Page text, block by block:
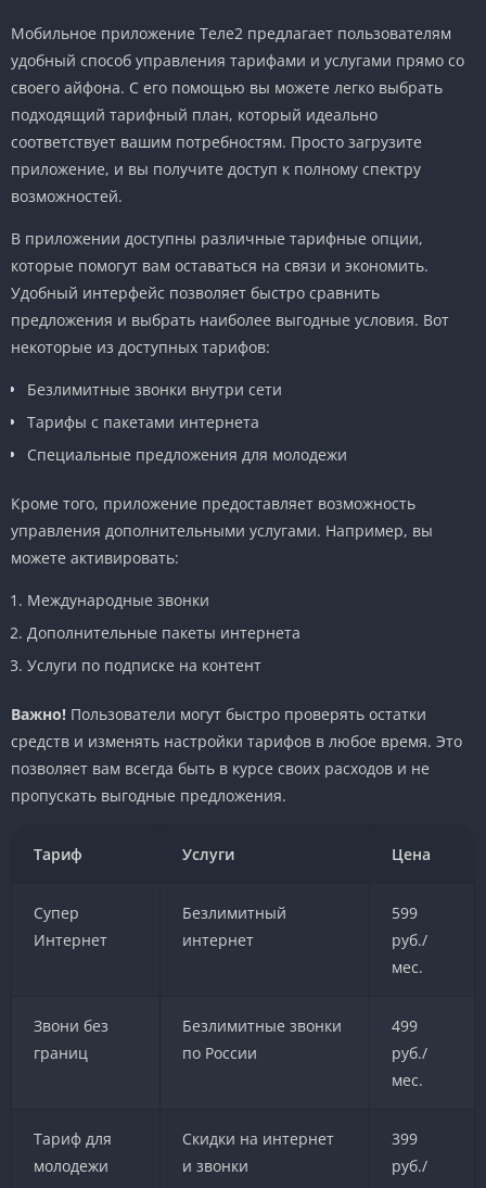
Мобильное приложение Теле2 предлагает пользователям
удобный способ управления тарифами и услугами прямо со
своего айфона. С его помощью вы можете легко выбрать
подходящий тарифный план, который идеально
соответствует вашим потребностям. Просто загрузите
приложение, и вы получите доступ к полному спектру
возможностей.
В приложении доступны различные тарифные опции,
которые помогут вам оставаться на связи и экономить.
Удобный интерфейс позволяет быстро сравнить
предложения и выбрать наиболее выгодные условия. Вот
некоторые из доступных тарифов:
Безлимитные звонки внутри сети
Тарифы с пакетами интернета
Специальные предложения для молодежи
Кроме того, приложение предоставляет возможность
управления дополнительными услугами. Например, вы
можете активировать:
Международные звонки
Дополнительные пакеты интернета
Услуги по подписке на контент
Важно! Пользователи могут быстро проверять остатки
средств и изменять настройки тарифов в любое время. Это
позволяет вам всегда быть в курсе своих расходов и не
пропускать выгодные предложения.
Тариф Услуги Цена
Супер
Интернет
Безлимитный
интернет
599
руб./
мес.
Звони без
границ
Безлимитные звонки
по России
499
руб./
мес.
Тариф для
молодежи
Скидки на интернет
и звонки
399
руб./